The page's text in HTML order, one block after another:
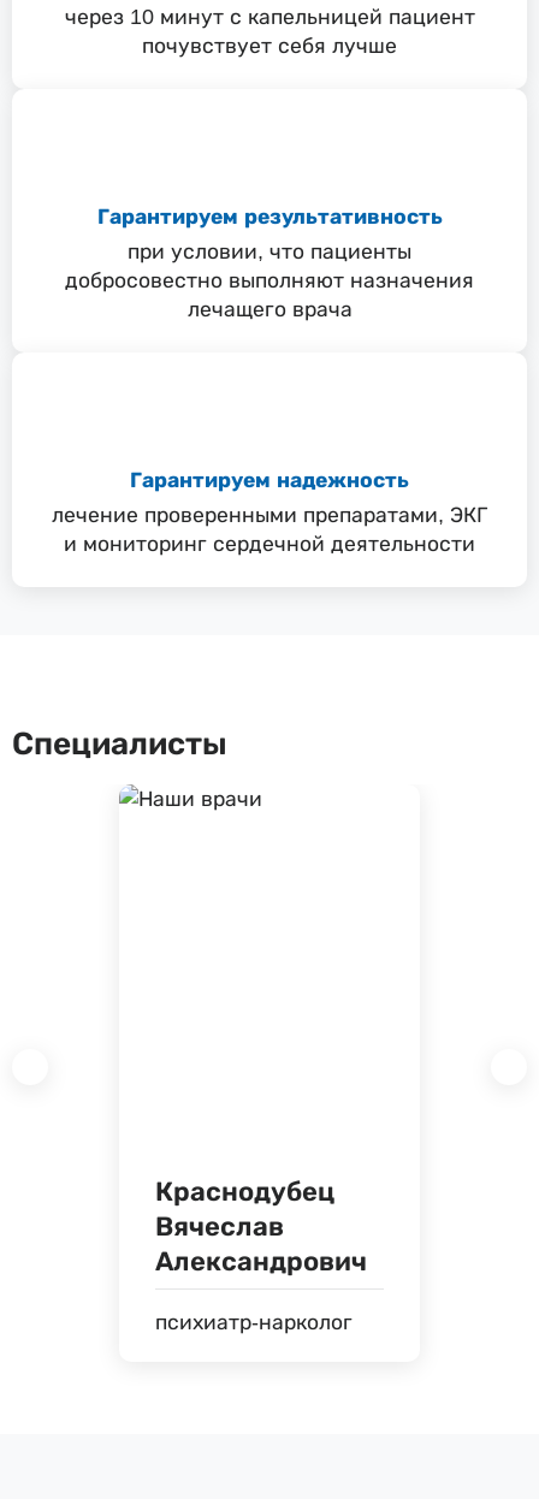
через 10 минут с капельницей пациент
почувствует себя лучше
Гарантируем результативность
при условии, что пациенты
добросовестно выполняют назначения
лечащего врача
Гарантируем надежность
лечение проверенными препаратами, ЭКГ
и мониторинг сердечной деятельности
Специалисты
Краснодубец
Вячеслав
Александрович
психиатр-нарколог